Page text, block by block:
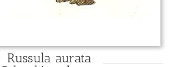
Russula aurata